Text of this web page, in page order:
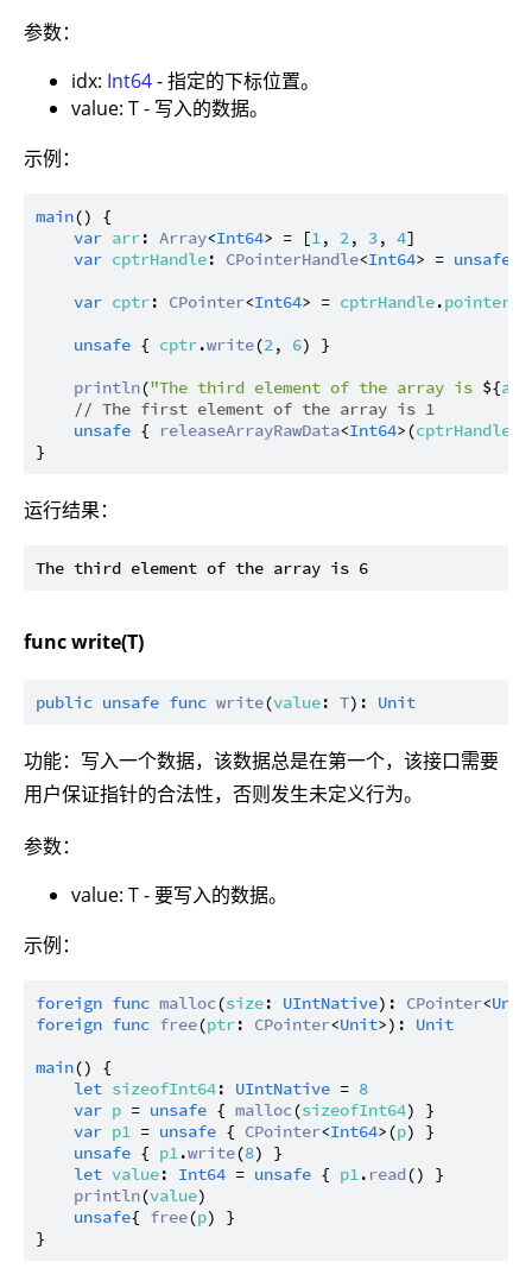
参数：
idx: Int64- 指定的下标位置。
value: T - 写入的数据。
示例：
main() {
var arr: Array<Int64> = [1, 2, 3, 4]
var cptrHandle: CPointerHandle<Int64> = unsafe
var cptr: CPointer<Int64> = cptrHandle.pointer
unsafe { cptr.write(2, 6) }
println("The third element of the array is ${arr
// The first element of the array is 1
unsafe { releaseArrayRawData<Int64>(cptrHandle
运行结果：
func write(T)
public unsafe func write(value: T): Unit
功能：写入一个数据，该数据总是在第一个，该接口需要
用户保证指针的合法性，否则发生未定义行为。
参数：
value: T - 要写入的数据。
示例：
foreign func malloc(size: UIntNative): CPointer<Unit
foreign func free(ptr: CPointer<Unit>): Unit
main() {
let sizeofInt64: UIntNative = 8
var p = unsafe { malloc(sizeofInt64) }
var p1 = unsafe { CPointer<Int64>(p) }
unsafe { p1.write(8) }
let value: Int64 = unsafe { p1. read() }
println(value)
unsafe{ free(p) }